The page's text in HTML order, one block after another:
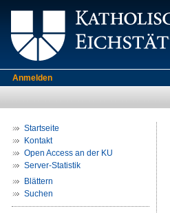
Anmelden
Startseite
Kontakt
Open Access an der KU
Server-Statistik
Blättern
Suchen